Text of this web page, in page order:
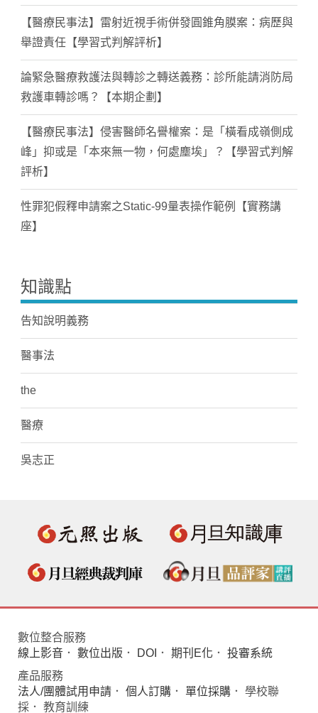
【醫療民事法】雷射近視手術併發圓錐角膜案：病歷與
舉證責任【學習式判解評析】
論緊急醫療救護法與轉診之轉送義務：診所能請消防局
救護車轉診嗎？【本期企劃】
【醫療民事法】侵害醫師名譽權案：是「橫看成嶺側成
峰」抑或是「本來無一物，何處塵埃」？【學習式判解
評析】
性罪犯假釋申請案之Static-99量表操作範例【實務講
座】
知識點
告知說明義務
醫事法
the
醫療
吳志正
數位整合服務
線上影音 ． 數位出版 ． DOI ． 期刊E化 ． 投審系統
產品服務
法人/團體試用申請 ． 個人訂購 ． 單位採購 ． 學校聯
採． 教育訓練